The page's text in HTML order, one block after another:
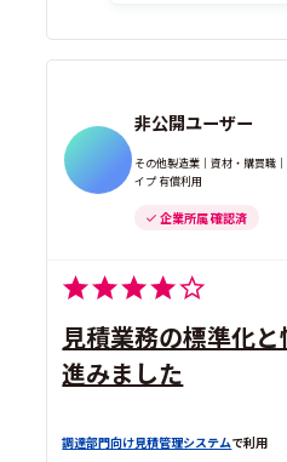
非公開ユーザー
その他製造業｜資材・購買職
イプ 有償利用
企業所属 確認済
見積業務の標準化
進みました
調達部門向け見積管理システムで利用